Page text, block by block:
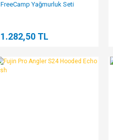
FreeCamp Yağmurluk Seti
1.282,50 TL